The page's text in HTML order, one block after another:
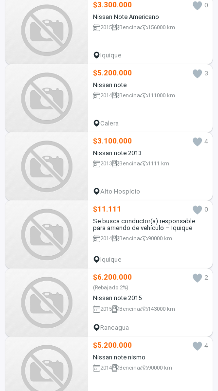
$3.300.000
0
Nissan Note Americano
2015 Bencina 156000 km
Iquique
$5.200.000
3
Nissan note
2014 Bencina 111000 km
Calera
$3.100.000
4
Nissan note 2013
2013 Bencina 1111 km
Alto Hospicio
$11.111
0
Se busca conductor(a) responsable
para arriendo de vehículo – Iquique
2014 Bencina 90000 km
Iquique
$6.200.000 2
(Rebajado 2%)
Nissan note 2015
2015 Bencina 143000 km
Rancagua
$5.200.000
4
Nissan note nismo
2014 Bencina 90000 km